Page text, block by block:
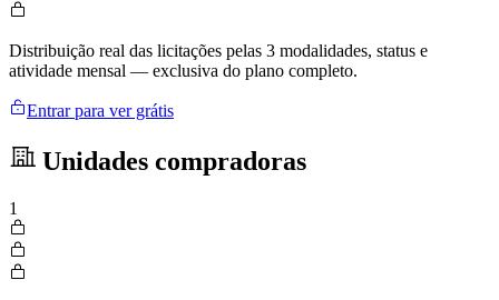
Distribuição real das licitações pelas 3 modalidades, status e
atividade mensal — exclusiva do plano completo.
Entrar para ver grátis
Unidades compradoras
1